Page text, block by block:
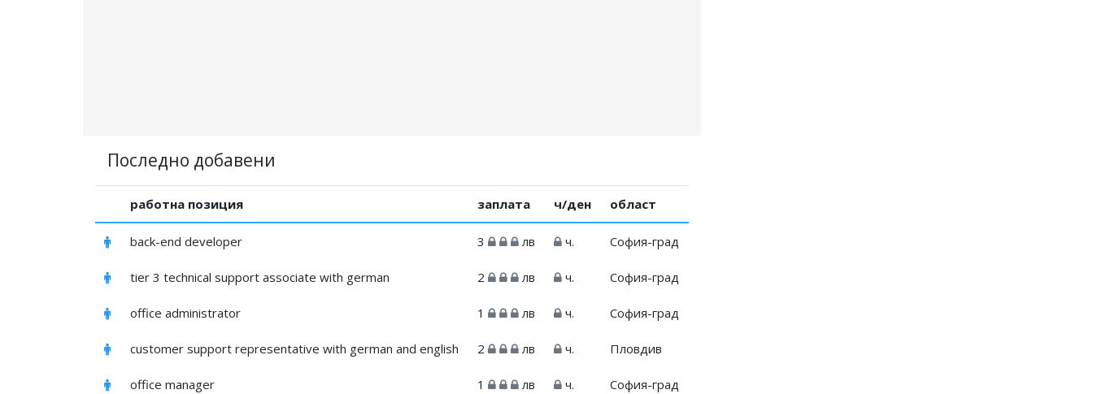
Последно добавени
работна позиция заплата ч/ден област
back-end developer 3 лв ч. София-град
tier 3 technical support associate with german 2 лв ч. София-град
office administrator 1 лв ч. София-град
customer support representative with german and english 2 лв ч. Пловдив
office manager 1 лв ч. София-град